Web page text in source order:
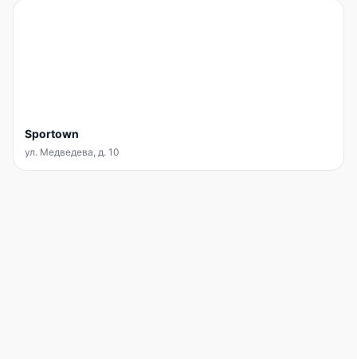
Sportown
ул. Медведева, д. 10